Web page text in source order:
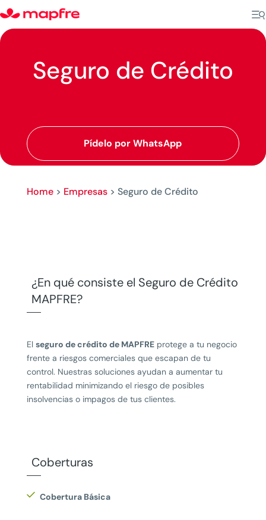
Seguro de Crédito
Pídelo por WhatsApp
Home> Empresas> Seguro de Crédito
¿En qué consiste el Seguro de Crédito
MAPFRE?
El seguro de crédito de MAPFREprotege a tu negocio
frente a riesgos comerciales que escapan de tu
control. Nuestras soluciones ayudan a aumentar tu
rentabilidad minimizando el riesgo de posibles
insolvencias o impagos de tus clientes.
Coberturas
Cobertura Básica